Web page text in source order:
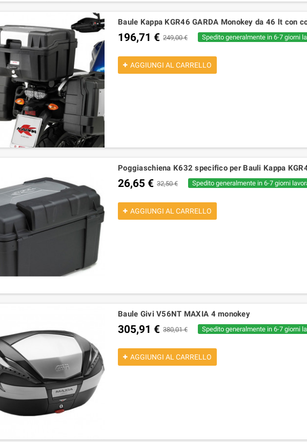
Baule Kappa KGR46 GARDA Monokey da 46 lt con
196,71 € 249,00 € Spedito generalmente in 6-7 giorni
AGGIUNGI AL CARRELLO
Poggiaschiena K632 specifico per Bauli Kappa
26,65 € 32,50 € Spedito generalmente in 6-7 giorni
AGGIUNGI AL CARRELLO
Baule Givi V56NT MAXIA 4 monokey
305,91 € 380,01 € Spedito generalmente in 6-7 giorni
AGGIUNGI AL CARRELLO